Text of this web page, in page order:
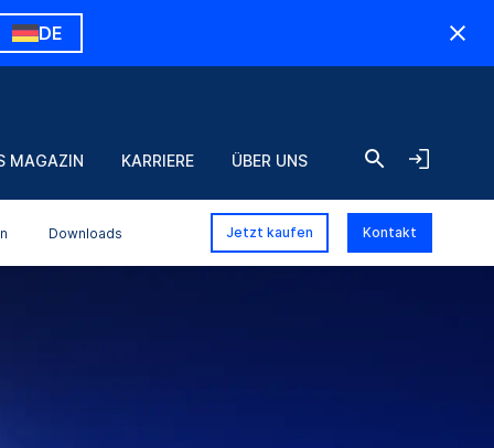
DE
MAGAZIN KARRIERE ÜBER UNS
Downloads Jetzt kaufen Kontakt